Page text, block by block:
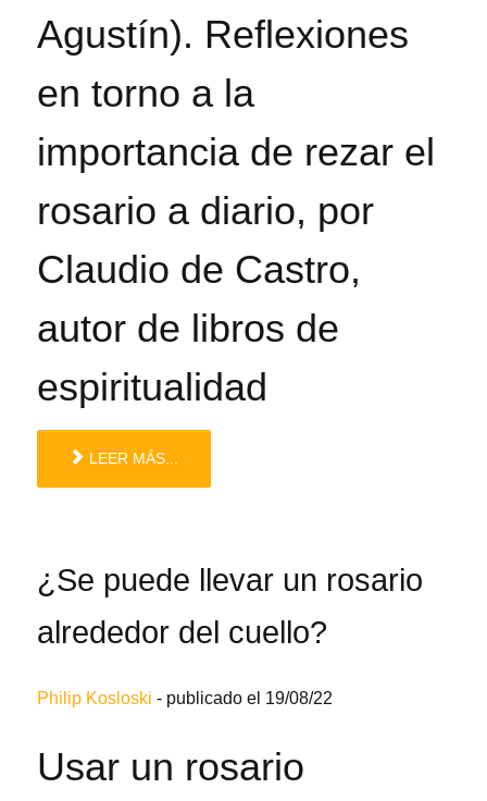
Agustín). Reflexiones
en torno a la
importancia de rezar el
rosario a diario, por
Claudio de Castro,
autor de libros de
espiritualidad
LEER MÁS...
¿Se puede llevar un rosario
alrededor del cuello?
Philip Kosloski - publicado el 19/08/22
Usar un rosario